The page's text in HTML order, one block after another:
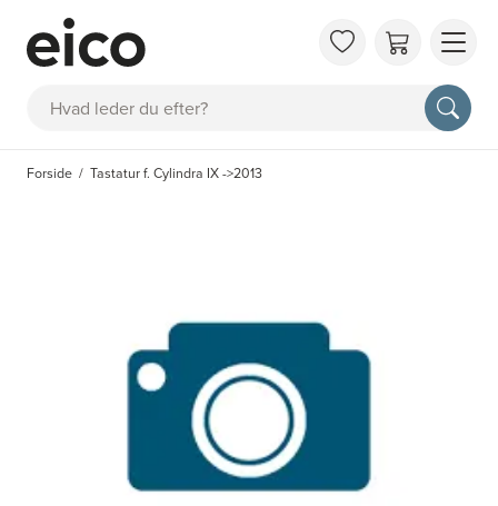
Søg
OM
FAQ
Forside Tastatur f. Cylindra IX ->2013